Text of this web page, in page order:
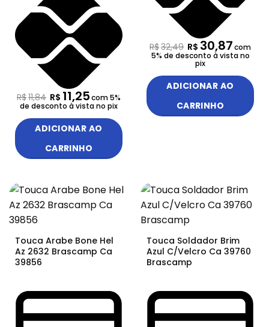
R$11,84 R$ 11,25com 5%
de desconto à vista no pix
ADICIONAR AO
CARRINHO
R$32,49 R$ 30,87com
5% de desconto à vista no
pix
ADICIONAR AO
CARRINHO
Touca Arabe Bone Hel
Az 2632 Brascamp Ca
39856
Touca Soldador Brim
Azul C/Velcro Ca 39760
Brascamp